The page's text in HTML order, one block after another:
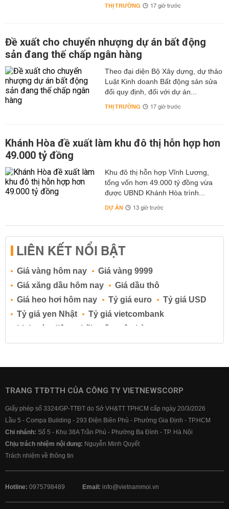
THỊ TRƯỜNG 17 giờ trước
Đề xuất cho chuyển nhượng dự án bất động
sản đang thế chấp ngân hàng
Theo đại diện Bộ Xây dựng, dự thảo
Luật Kinh doanh Bất động sản sửa
đổi quy định, đối với dự án...
THỊ TRƯỜNG 17 giờ trước
Khánh Hòa đề xuất làm khu đô thị hỗn hợp hơn
49.000 tỷ đồng
Khu đô thị hỗn hợp Vĩnh Lương,
tổng vốn hơn 49.000 tỷ đồng vừa
được UBND Khánh Hòa trình...
DỰ ÁN 13 giờ trước
LIÊN KẾT NỔI BẬT
Giá vàng hôm nay
Giá vàng 9999
Giá xăng dầu hôm nay
Giá dầu thô
Giá heo hơi hôm nay
Tỷ giá euro
Tỷ giá USD
Tỷ giá yen Nhật
Tỷ giá vietcombank
Lịch cúp điện
Lãi suất ngân hàng
Lãi suất tiết kiệm
Lãi suất tiền gửi
Lãi suất ngân hàng BIDV
Lãi suất ngân hàng Vietcombank
TRANG TTĐTTH CỦA CÔNG TY VIETNEWSCORP
Giấy phép số 3324/GP-TTĐT do Sở VH&TT TPHCM cấp ngày 20/3/2026
Lầu 5 - Compa Building - 293 Điện Biên Phủ - Phường Gia Định - TP.HCM
Chi nhánh: Số 5 - Khu 38A Trần Phú - Phường Ba Đình - TP. Hà Nội
Chịu trách nhiệm nội dung: Nguyễn Minh Quyết
Trách nhiệm về thông tin
Hotline: 0975798489 Email: info@vietnammoi.vn